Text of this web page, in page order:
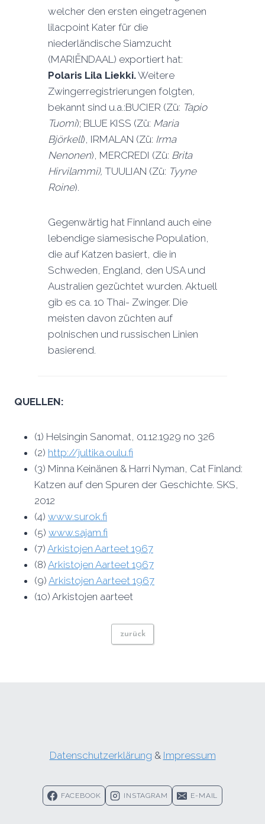
welcher den ersten eingetragenen
lilacpoint Kater für die
niederländische Siamzucht
(MARIËNDAAL) exportiert hat:
Polaris Lila Liekki.Weitere
Zwingerregistrierungen folgten,
bekannt sind u.a.:BUCIER (Zü: Tapio
Tuomi); BLUE KISS (Zü: Maria
Björkell), IRMALAN (Zü: Irma
Nenonen), MERCREDI (Zü: Brita
Hirvilammi), TUULIAN (Zü: Tyyne
Roine).
Gegenwärtig hat Finnland auch eine
lebendige siamesische Population,
die auf Katzen basiert, die in
Schweden, England, den USA und
Australien gezüchtet wurden. Aktuell
gib es ca. 10 Thai- Zwinger. Die
meisten davon züchten auf
polnischen und russischen Linien
basierend.
QUELLEN:
(1) Helsingin Sanomat, 01.12.1929 no 326
(2) http://jultika.oulu.fi
(3) Minna Keinänen & Harri Nyman, Cat Finland:
Katzen auf den Spuren der Geschichte. SKS,
2012
(4) www.surok.fi
(5) www.sajam.fi
(7) Arkistojen Aarteet 1967
(8) Arkistojen Aarteet 1967
(9) Arkistojen Aarteet 1967
(10) Arkistojen aarteet
zurück
Datenschutzerklärung & Impressum
FACEBOOK INSTAGRAM E-MAIL